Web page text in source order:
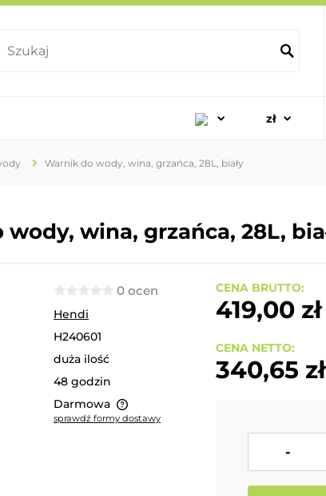
Warnik do wody, wina, grzańca, 28L, biały
wina, grzańca, 28L,
0 ocen
Hendi
H240601
duża ilość
48 godzin
Darmowa
sprawdź formy dostawy
CENA BRUTTO:
419,00 zł
CENA NETTO:
340,65 zł
-